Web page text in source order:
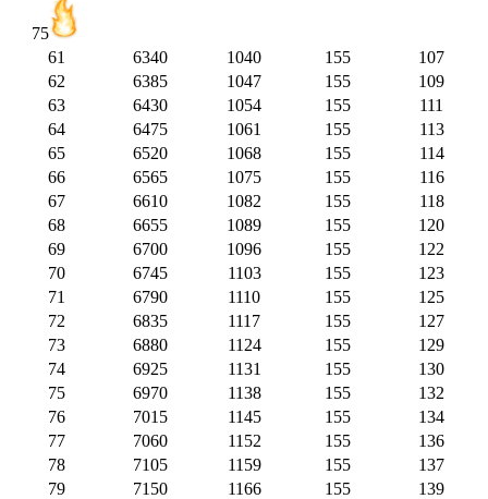
75
61 6340 1040 155
107
62
6385 1047 155
109
63
6430 1054 155
111
64
6475 1061 155
113
65
6520 1068 155
114
66
6565 1075 155
116
67
6610 1082 155
118
68
6655 1089 155
120
69
6700 1096 155
122
70
6745 1103 155
123
71
6790 1110 155
125
72
6835 1117 155
127
73
6880 1124 155
129
74
6925 1131 155
130
75
6970 1138 155
132
76
7015 1145 155
134
77
7060 1152 155
136
78
7105 1159 155
137
79
7150 1166 155 139